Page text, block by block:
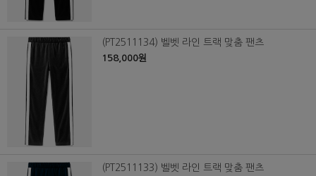
(PT2511134) 벨벳 라인 트랙 맞춤 팬츠
158,000원
(PT2511133) 벨벳 라인 트랙 맞춤 팬츠